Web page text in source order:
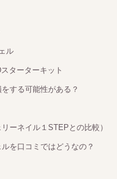
ル
ターターキット
する可能性がある？
ーネイル１STEPとの比較）
を口コミではどうなの？